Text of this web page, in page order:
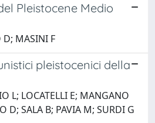
Pleistocene Medio
D; MASINI F
pleistocenici della
L; LOCATELLI E; MANGANO
D; SALA B; PAVIA M; SURDI G